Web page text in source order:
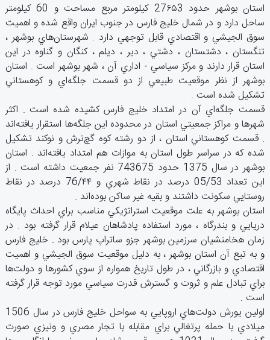
استان‌ بوشهر حدود 27۶۵3 كيلومتر مربع‌ مساحت‌ و 60 كيلومتر
ساحل‌ دارد و در شمال‌ خليج‌ فارس ‌در جنوب‌ ايران‌ واقع‌ شده‌ و اهميت‌
سوق‌ الجيشي‌ و اقتصادي‌ قابل‌ توجهي‌ دارد . شهرستان‌هاي‌ بوشهر ،
تنگستان ‌، دشتستان ‌، دشتي‌ ، دير ، ديلم ‌، كنگان‌ و گناوه‌ در اين‌
استان‌ قرار دارند و مركز سياسي‌ - اداري‌ آن‌ ، شهر بوشهر است ‌. استان‌
بوشهر از نظر موقعيت‌ طبيعي‌ از دو قسمت‌ جلگه‌اي‌ و كوهستاني‌
تشكيل‌ شده‌ است ‌.
قسمت‌ جلگه‌اي ‌آن‌ در امتداد خليج‌ فارس‌ كشيده‌ شده‌ است ‌. اكثر
شهرها و مراكز جمعيتي‌ استان‌ در محدوده‌ اين‌ جلگه‌ها استقرار يافته‌اند
. قسمت‌ كوهستاني‌ استان‌ ، از دو رشته‌ كوه‌ گچ‌ترش‌ و نوكند تشكيل‌
شده‌ كه‌ در سراسر طول‌ استان‌ به ‌موازات‌ هم‌ امتداد يافته‌اند . استان‌
بوشهر در سال‌ 1375 حدود 743675 نفر جمعيت‌ داشته‌ است ‌. از
اين‌ تعداد 05/53 درصد در نقاط‌ شهري‌ و 76/۴۴ درصد در نقاط‌
روستايي‌ سكونت‌ داشتند و بقيه‌ غير ساكن‌ بوده‌اند .
استان‌ بوشهر به‌ علت‌ موقعيت‌ استراتژيكي‌ مناسب‌ براي‌ احداث‌ پايگاه‌
دريايي‌ و بندرگاه ‌، مورد استفاده‌ پادشاهان‌ عيلام‌ قرار گرفته‌ بود . در
زمان‌ هخامنشيان‌ سرزمين‌ بوشهر جزو ساتراپ‌ پارس‌ بود . خليج ‌فارس‌
و به‌ تبع‌ آن‌ استان‌ بوشهر ، به‌ دليل‌ موقعيت‌ سوق‌ الجيشي‌ و اهميت‌
اقتصادي‌ و بازرگاني ‌، در طول‌ تاريخ ‌همواره‌ از سوي‌ كشورها و دولت‌ها
براي‌ تبادل‌ علم‌ و ثروت‌ و گسترش‌ قدرت‌ سياسي‌ مورد توجه‌ قرار گرفته
‌است ‌.
اولين‌ يورش‌ دولت‌هاي‌ اروپايي‌ به‌ سواحل‌ خليج‌ فارس‌ در سال‌ 1506
ميلادي‌ با حمله‌ پرتغالي‌ براي ‌مقابله‌ با تجار مصري‌ و ونيزي‌ صورت‌